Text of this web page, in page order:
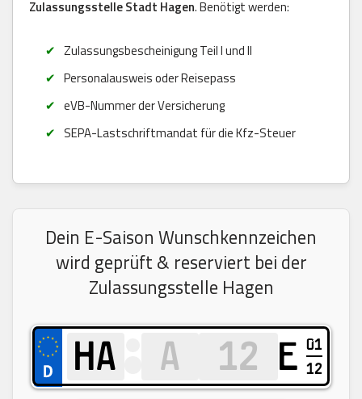
Zulassungsstelle Stadt Hagen. Benötigt werden:
Zulassungsbescheinigung Teil I und II
Personalausweis oder Reisepass
eVB-Nummer der Versicherung
SEPA-Lastschriftmandat für die Kfz-Steuer
Dein E-Saison Wunschkennzeichen
wird geprüft & reserviert bei der
Zulassungsstelle Hagen
E 01
12